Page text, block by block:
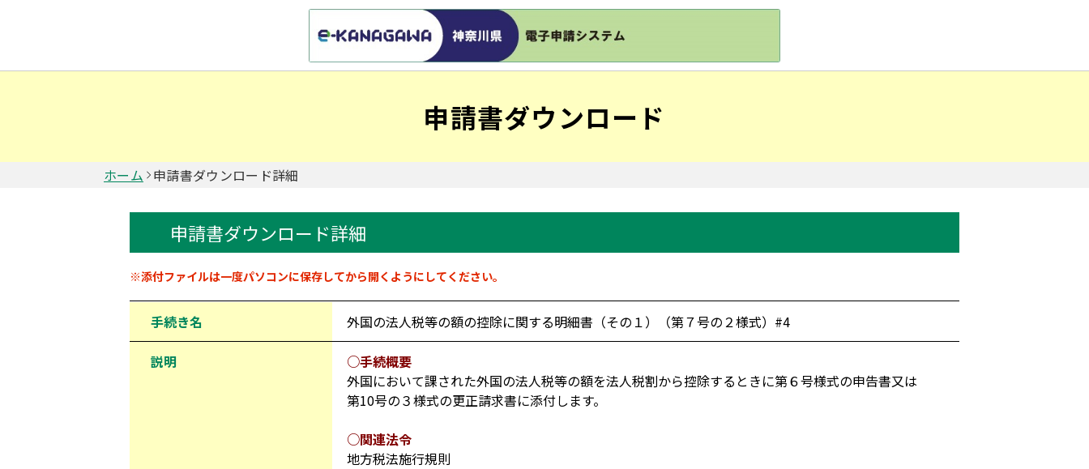
申請書ダウンロード
ホーム 申請書ダウンロード詳細
申請書ダウンロード詳細
※添付ファイルは一度パソコンに保存してから開くようにしてください。
手続き名 外国の法人税等の額の控除に関する明細書（その１）（第７号の２様式）#4
説明
○手続概要
外国において課された外国の法人税等の額を法人税割から控除するときに第６号様式の申告書又は
第10号の３様式の更正請求書に添付します。
○関連法令
地方税法施行規則